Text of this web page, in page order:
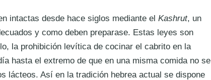
intactas desde hace siglos mediante el Kashrut, un
y como deben preparase. Estas leyes son
la prohibición levítica de cocinar el cabrito en la
hasta el extremo de que en una misma comida no se
lácteos. Así en la tradición hebrea actual se dispone